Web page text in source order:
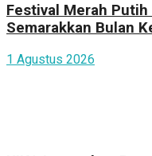
Festival Merah
Semarakkan Bulan
1 Agustus 2026